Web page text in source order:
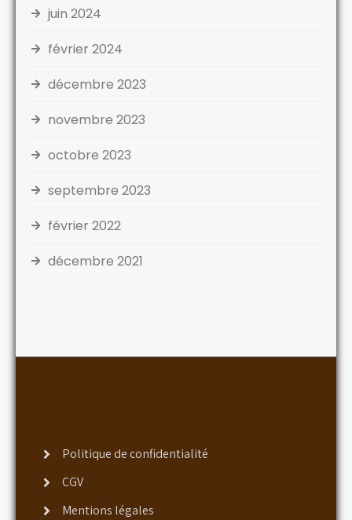
juin 2024
février 2024
décembre 2023
novembre 2023
octobre 2023
septembre 2023
février 2022
décembre 2021
Politique de confidentialité
CGV
Mentions légales